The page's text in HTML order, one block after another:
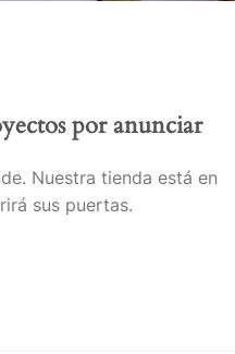
por anunciar
Nuestra tienda está en
sus puertas.